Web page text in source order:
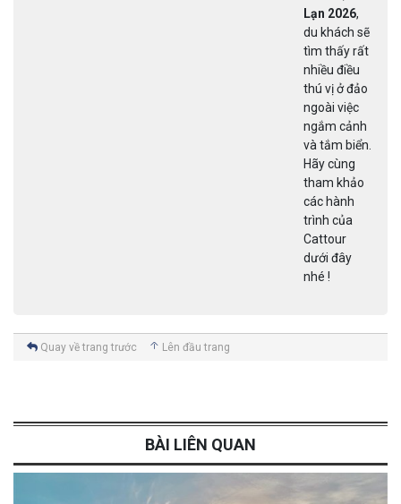
Lạn 2026,
du khách sẽ
tìm thấy rất
nhiều điều
thú vị ở đảo
ngoài việc
ngắm cảnh
và tắm biển.
Hãy cùng
tham khảo
các hành
trình của
Cattour
dưới đây
nhé !
Quay về trang trước Lên đầu trang
BÀI LIÊN QUAN